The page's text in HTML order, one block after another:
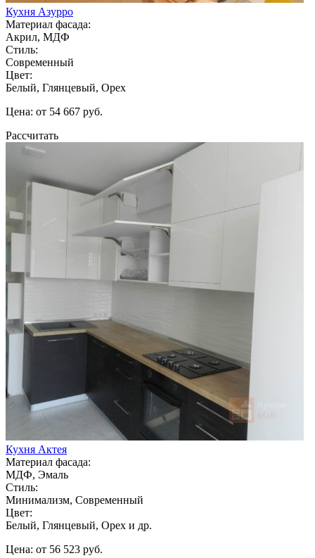
Кухня Азурро
Материал фасада:
Акрил, МДФ
Стиль:
Современный
Цвет:
Белый, Глянцевый, Орех
Цена: от 54 667 руб.
Рассчитать
Кухня Актея
Материал фасада:
МДФ, Эмаль
Стиль:
Минимализм, Современный
Цвет:
Белый, Глянцевый, Орех и др.
Цена: от 56 523 руб.